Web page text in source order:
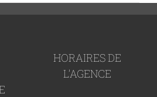
HORAIRES DE
L’AGENCE